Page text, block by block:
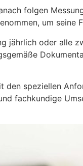
folgen
um seine
jährlich oder alle
speziellen
fachkundige